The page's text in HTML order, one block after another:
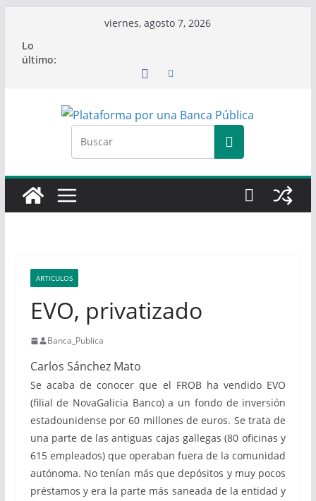
contenido
viernes, agosto 7, 2026
Lo
último:
ARTICULOS
EVO, privatizado
Banca_Publica
Carlos Sánchez Mato
Se acaba de conocer que el FROB ha vendido EVO
(filial de NovaGalicia Banco) a un fondo de inversión
estadounidense por 60 millones de euros. Se trata de
una parte de las antiguas cajas gallegas (80 oficinas y
615 empleados) que operaban fuera de la comunidad
autónoma. No tenían más que depósitos y muy pocos
préstamos y era la parte más saneada de la entidad y